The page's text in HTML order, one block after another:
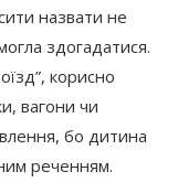
назвати не
здогадатися.
корисно
вагони чи
бо дитина
реченням.